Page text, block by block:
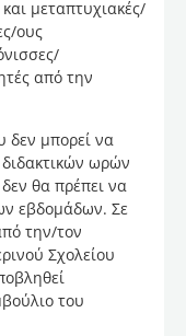
μεταπτυχιακές/
ους
από την
δεν μπορεί να
ωρών
θα πρέπει να
εβδομάδων. Σε
την/τον
Σχολείου
του